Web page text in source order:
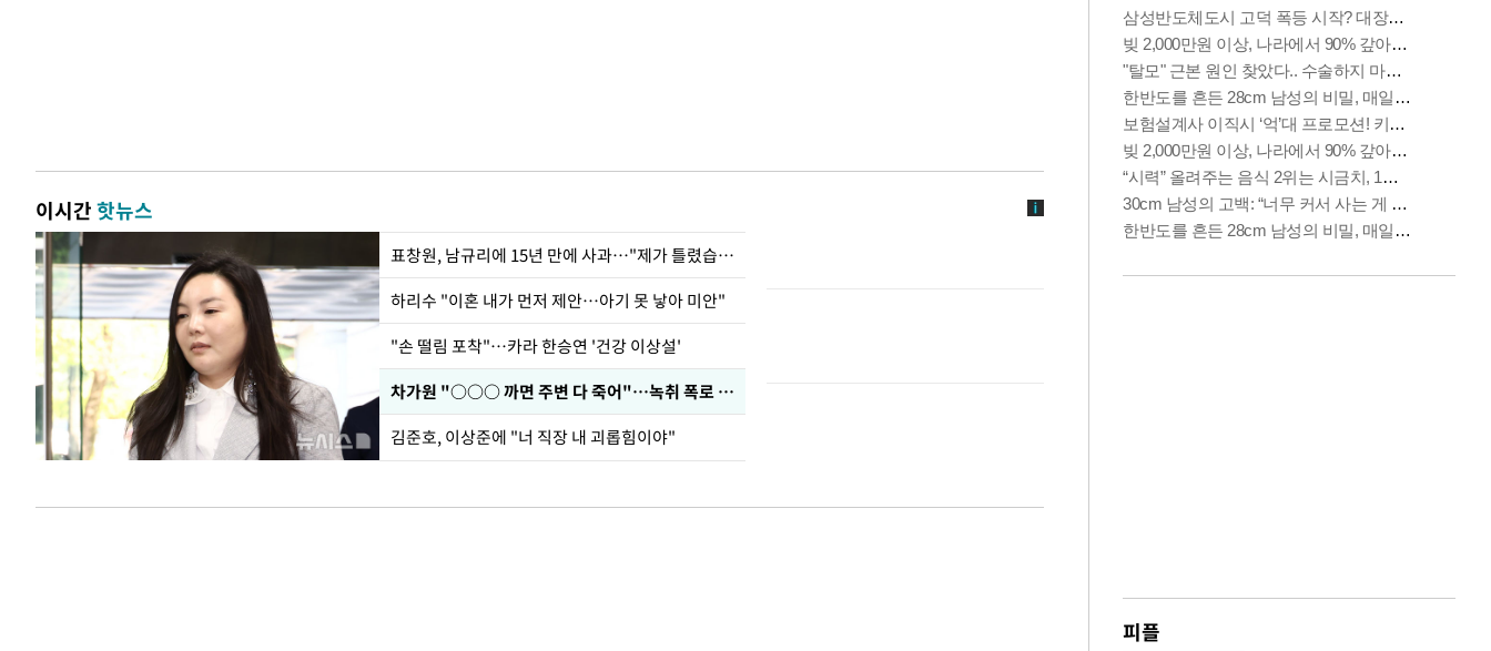
이시간핫뉴스
표창원, 남규리에 15년 만에 사과…"제가 틀렸습니다"
하리수 "이혼 내가 먼저 제안…아기 못 낳아 미안"
"손 떨림 포착"…카라 한승연 '건강 이상설'
차가원 "○○○ 까면 주변 다 죽어"…녹취 폭로 파장
김준호, 이상준에 "너 직장 내 괴롭힘이야"
피플